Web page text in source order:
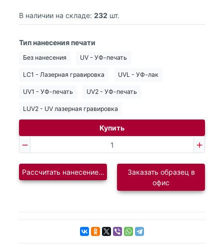
В наличии на складе: 232 шт.
Тип нанесения печати
Без нанесения UV - УФ-печать
LC1 - Лазерная гравировка UVL - УФ-лак
UV1 - УФ-печать UV2 - УФ-печать
LUV2 - UV лазерная гравировка
Купить
Рассчитать нанесение логотипаЗаказать образец в
офис